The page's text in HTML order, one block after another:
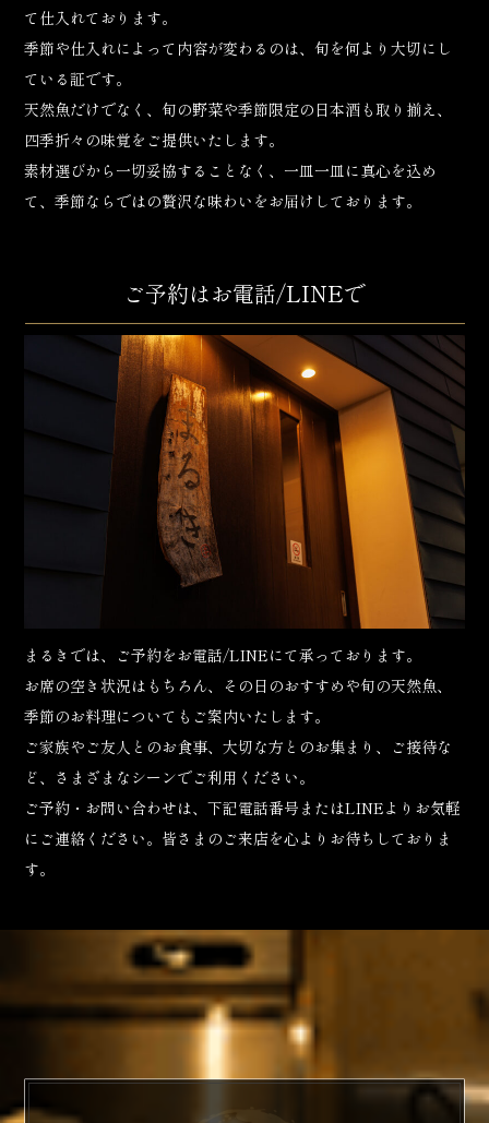
て仕入れております。
季節や仕入れによって内容が変わるのは、旬を何より大切にし
ている証です。
天然魚だけでなく、旬の野菜や季節限定の日本酒も取り揃え、
四季折々の味覚をご提供いたします。
素材選びから一切妥協することなく、一皿一皿に真心を込め
て、季節ならではの贅沢な味わいをお届けしております。
ご予約はお電話/LINEで
まるきでは、ご予約をお電話/LINEにて承っております。
お席の空き状況はもちろん、その日のおすすめや旬の天然魚、
季節のお料理についてもご案内いたします。
ご家族やご友人とのお食事、大切な方とのお集まり、ご接待な
ど、さまざまなシーンでご利用ください。
ご予約・お問い合わせは、下記電話番号またはLINEよりお気軽
にご連絡ください。皆さまのご来店を心よりお待ちしておりま
す。